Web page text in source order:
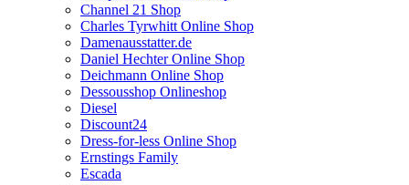
Channel 21 Shop
Charles Tyrwhitt Online Shop
Damenausstatter.de
Daniel Hechter Online Shop
Deichmann Online Shop
Dessousshop Onlineshop
Diesel
Discount24
Dress-for-less Online Shop
Ernstings Family
Escada